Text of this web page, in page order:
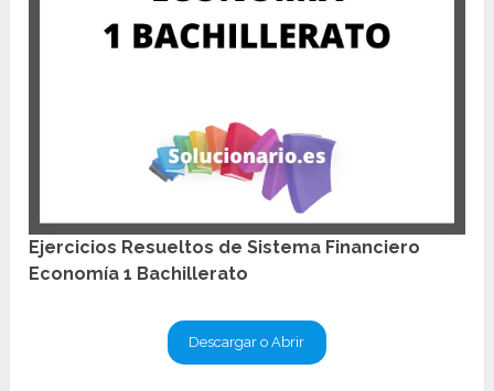
Ejercicios Resueltos de Sistema Financiero
Economía 1 Bachillerato
Descargar o Abrir